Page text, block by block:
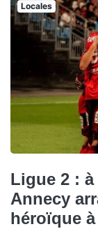
Locales
Ligue 2 :
Annecy
héroïque à